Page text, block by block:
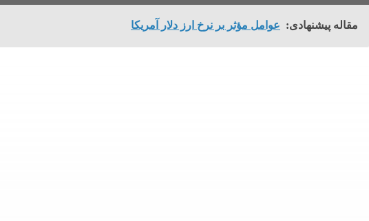
مقاله پیشنهادی: عوامل مؤثر بر نرخ ارز دلار آمریکا